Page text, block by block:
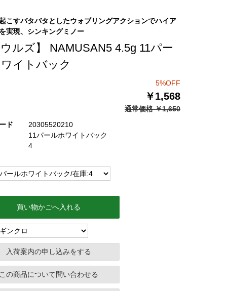
こすバタバタとしたウォブリングアクションでハイア
実現、シンキングミノー
ウルズ】 NAMUSAN5 4.5g 11パー
イトバック
5%OFF
￥1,568
通常価格 ￥1,650
ド
20305520210
11パールホワイトバック
4
買い物かごへ入れる
この商品について問い合わせる